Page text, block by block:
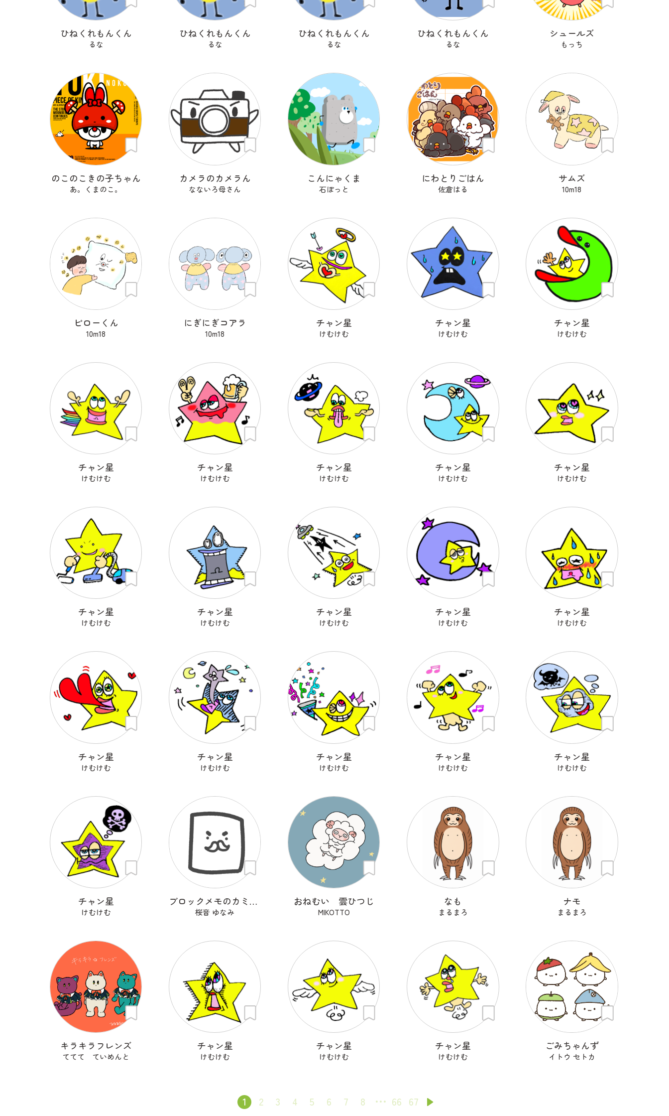
ひねくれもんくん
るな
ひねくれもんくん
るな
ひねくれもんくん
るな
ひねくれもんくん
るな
シュールズ
もっち
のこのこきの子ちゃん
あ。くまのこ。
カメラのカメラん
なないろ母さん
こんにゃくま
石ぽっと
にわとりごはん
佐倉はる
サムズ
10m18
ピローくん
10m18
にぎにぎコアラ
10m18
チャン星
けむけむ
チャン星
けむけむ
チャン星
けむけむ
チャン星
けむけむ
チャン星
けむけむ
チャン星
けむけむ
チャン星
けむけむ
チャン星
けむけむ
チャン星
けむけむ
チャン星
けむけむ
チャン星
けむけむ
チャン星
けむけむ
チャン星
けむけむ
チャン星
けむけむ
チャン星
けむけむ
チャン星
けむけむ
チャン星
けむけむ
チャン星
けむけむ
チャン星
けむけむ
ブロックメモのカミサマ
桜音 ゆなみ
おねむい 雲ひつじ
MIKOTTO
なも
まるまろ
ナモ
まるまろ
キラキラフレンズ
ててて ていめんと
チャン星
けむけむ
チャン星
けむけむ
チャン星
けむけむ
ごみちゃんず
イトウ セトカ
1 2 3 4 5 6 7 8 66 67